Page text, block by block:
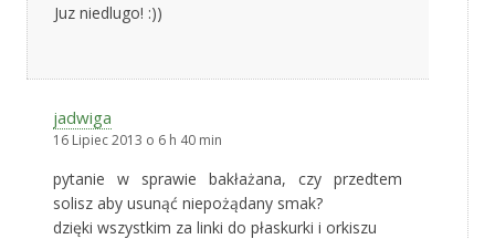
Juz niedlugo! :))
jadwiga
16 Lipiec 2013 o 6 h 40 min
pytanie w sprawie bakłażana, czy przedtem
solisz aby usunąć niepożądany smak?
dzięki wszystkim za linki do płaskurki i orkiszu